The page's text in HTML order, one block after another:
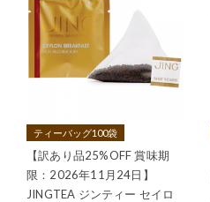
ティーバッグ100袋
【訳あり品25%OFF 賞味期
限：2026年11月24日】
JINGTEA ジンティー セイロ